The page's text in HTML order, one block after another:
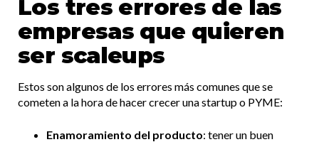
Los tres errores de las
empresas que quieren
ser scaleups
Estos son algunos de los errores más comunes que se
cometen a la hora de hacer crecer una startup o PYME:
Enamoramiento del producto: tener un buen